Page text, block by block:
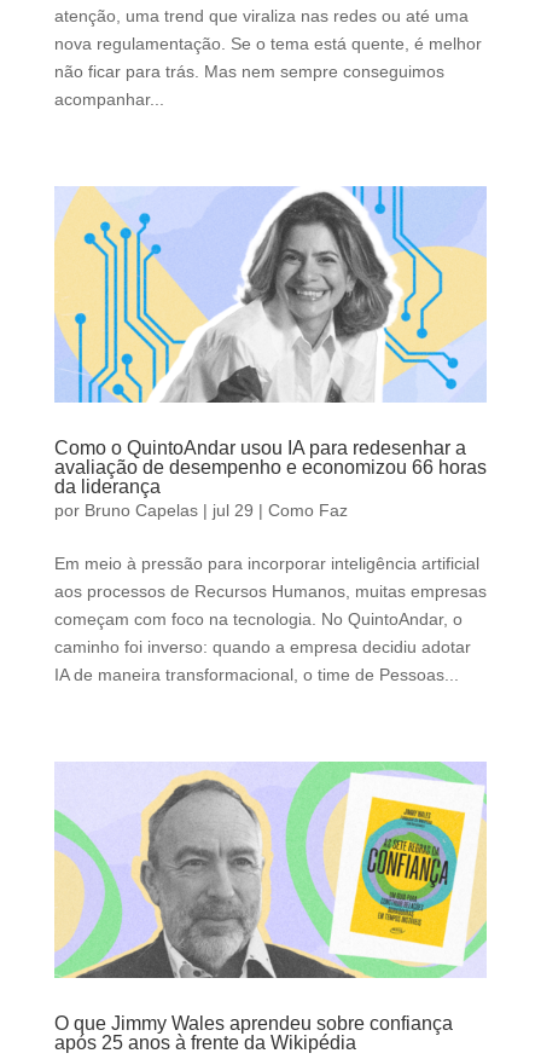
atenção, uma trend que viraliza nas redes ou até uma
nova regulamentação. Se o tema está quente, é melhor
não ficar para trás. Mas nem sempre conseguimos
acompanhar...
Como o QuintoAndar usou IA para redesenhar a
avaliação de desempenho e economizou 66 horas
da liderança
por Bruno Capelas| jul 29 | Como Faz
Em meio à pressão para incorporar inteligência artificial
aos processos de Recursos Humanos, muitas empresas
começam com foco na tecnologia. No QuintoAndar, o
caminho foi inverso: quando a empresa decidiu adotar
IA de maneira transformacional, o time de Pessoas...
O que Jimmy Wales aprendeu sobre confiança
após 25 anos à frente da Wikipédia